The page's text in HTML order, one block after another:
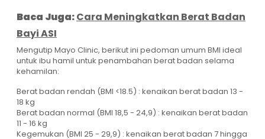
Baca Juga:Cara Meningkatkan Berat Badan
Bayi ASI
Mengutip Mayo Clinic, berikut ini pedoman umum BMI ideal
untuk ibu hamil untuk penambahan berat badan selama
kehamilan:
Berat badan rendah (BMI <18.5) : kenaikan berat badan 13 -
18 kg
Berat badan normal (BMI 18,5 - 24,9) : kenaikan berat badan
11 - 16 kg
Kegemukan (BMI 25 - 29,9) : kenaikan berat badan 7 hingga